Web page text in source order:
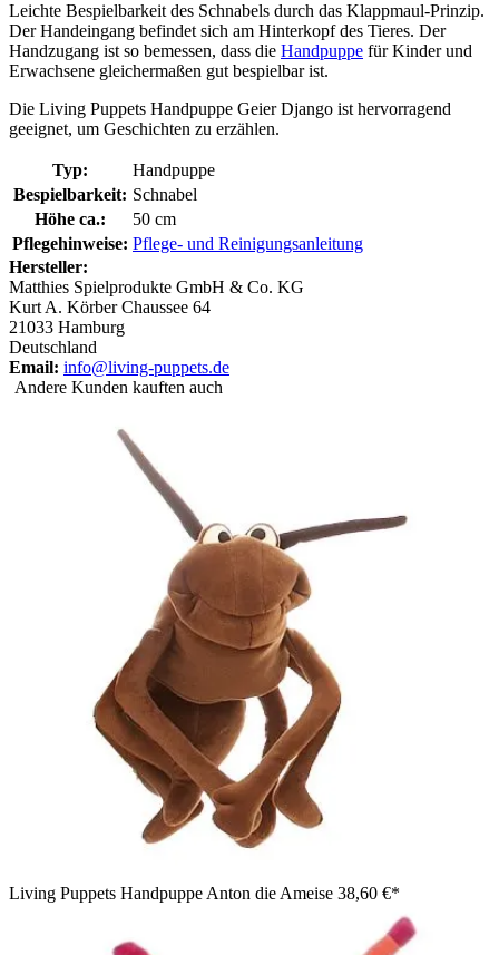
Leichte Bespielbarkeit des Schnabels durch das Klappmaul-Prinzip.
Der Handeingang befindet sich am Hinterkopf des Tieres. Der
Handzugang ist so bemessen, dass die Handpuppe für Kinder und
Erwachsene gleichermaßen gut bespielbar ist.
Die Living Puppets Handpuppe Geier Django ist hervorragend
geeignet, um Geschichten zu erzählen.
Typ:
Handpuppe
Bespielbarkeit: Schnabel
Höhe ca.:
50 cm
Pflegehinweise: Pflege- und Reinigungsanleitung
Hersteller:
Matthies Spielprodukte GmbH & Co. KG
Kurt A. Körber Chaussee 64
21033 Hamburg
Deutschland
Email: info@living-puppets.de
Andere Kunden kauften auch
Living Puppets Handpuppe Anton die Ameise 38,60 €*